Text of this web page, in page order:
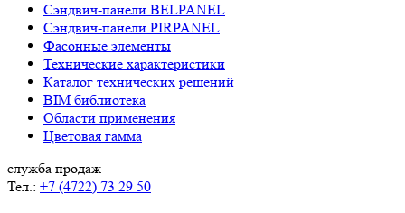
Сэндвич-панели BELPANEL
Сэндвич-панели PIRPANEL
Фасонные элементы
Технические характеристики
Каталог технических решений
BIM библиотека
Области применения
Цветовая гамма
служба продаж
Тел.: +7 (4722) 73 29 50